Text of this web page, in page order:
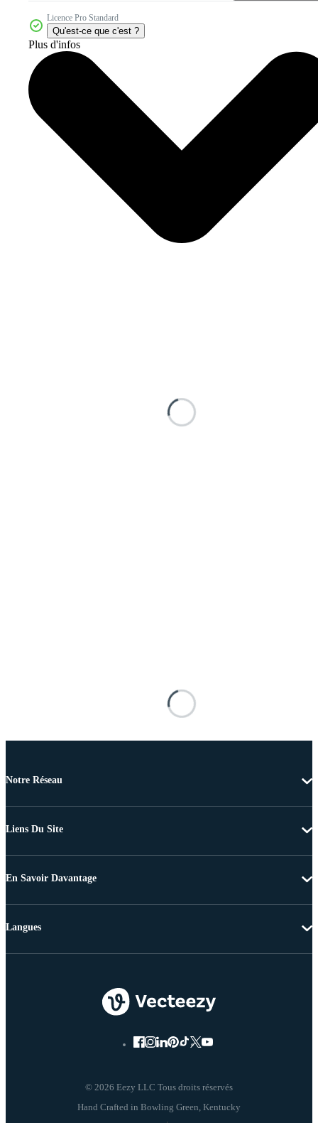
Licence Pro Standard
Qu'est-ce que c'est ?
Plus d'infos
Notre Réseau
Liens Du Site
En Savoir Davantage
© 2026 Eezy LLC Tous droits réservés
Langues